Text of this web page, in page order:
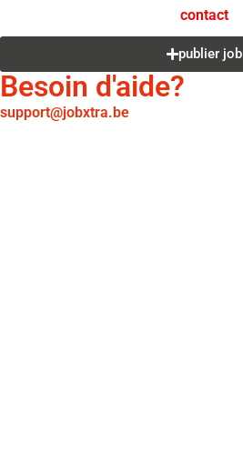
contact
publier job
Besoin d'aide?
support@jobxtra.be